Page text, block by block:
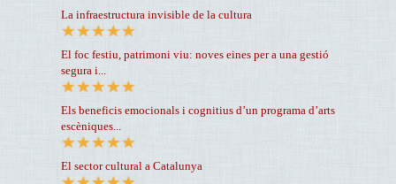
La infraestructura invisible de la cultura
El foc festiu, patrimoni viu: noves eines per a una gestió
segura i...
Els beneficis emocionals i cognitius d’un programa d’arts
escèniques...
El sector cultural a Catalunya